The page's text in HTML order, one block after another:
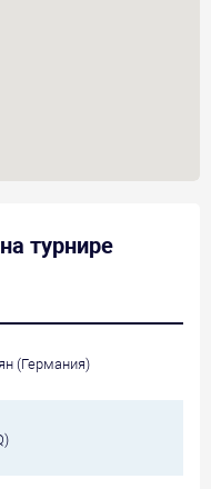
турнире
(Германия)